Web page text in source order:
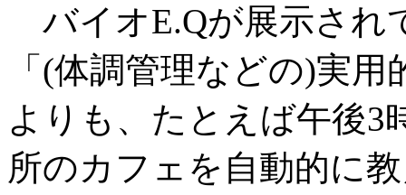
バイオE.Qが展示され
「(体調管理などの)実
よりも、たとえば午後3
所のカフェを自動的に